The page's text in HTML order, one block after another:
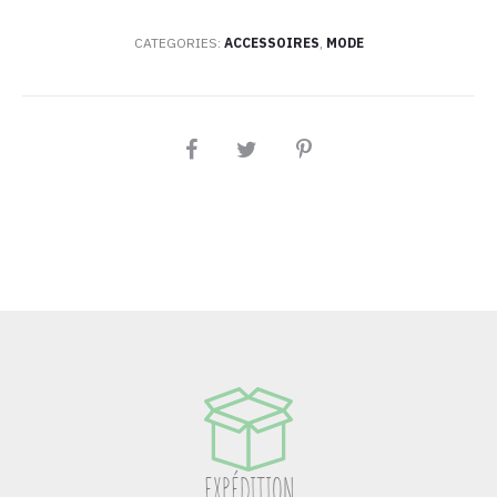
CATEGORIES: ACCESSOIRES MODE
PARTAGEZ